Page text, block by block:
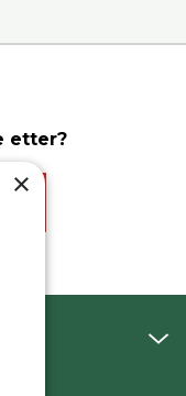
etter?
×